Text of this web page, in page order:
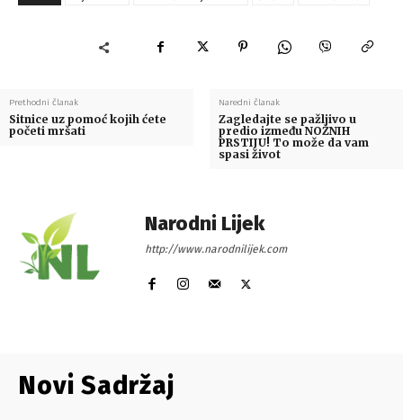
Prethodni članak
Sitnice uz pomoć kojih ćete
početi mršati
Naredni članak
Zagledajte se pažljivo u
predio između NOŽNIH
PRSTIJU! To može da vam
spasi život
Narodni Lijek
http://www.narodnilijek.com
Novi Sadržaj